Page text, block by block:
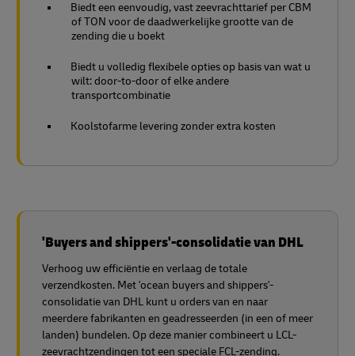
Biedt een eenvoudig, vast zeevrachttarief per CBM
of TON voor de daadwerkelijke grootte van de
zending die u boekt
Biedt u volledig flexibele opties op basis van wat u
wilt: door-to-door of elke andere
transportcombinatie
Koolstofarme levering zonder extra kosten
'Buyers and shippers'-consolidatie van DHL
Verhoog uw efficiëntie en verlaag de totale
verzendkosten. Met 'ocean buyers and shippers'-
consolidatie van DHL kunt u orders van en naar
meerdere fabrikanten en geadresseerden (in een of meer
landen) bundelen. Op deze manier combineert u LCL-
zeevrachtzendingen tot een speciale FCL-zending.